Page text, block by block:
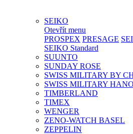
SEIKO
Otevřít menu
PROSPEX PRESAGE
SEIKO Standard
SUUNTO
SUNDAY ROSE
SWISS MILITARY BY
SWISS MILITARY
TIMBERLAND
TIMEX
WENGER
ZENO-WATCH BASEL
ZEPPELIN